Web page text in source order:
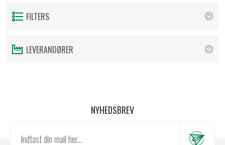
FILTERS
LEVERANDØRER
NYHEDSBREV